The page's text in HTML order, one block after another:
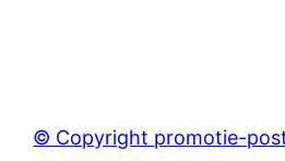
© Copyright promotie-